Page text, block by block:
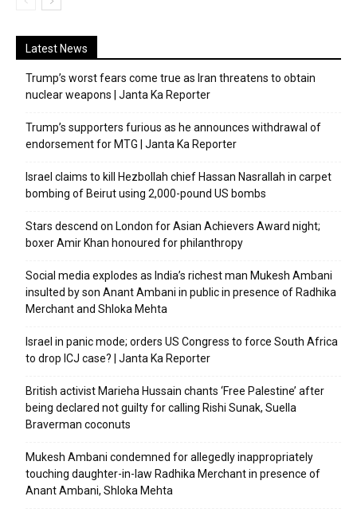
Latest News
Trump’s worst fears come true as Iran threatens to obtain
nuclear weapons | Janta Ka Reporter
Trump’s supporters furious as he announces withdrawal of
endorsement for MTG | Janta Ka Reporter
Israel claims to kill Hezbollah chief Hassan Nasrallah in carpet
bombing of Beirut using 2,000-pound US bombs
Stars descend on London for Asian Achievers Award night;
boxer Amir Khan honoured for philanthropy
Social media explodes as India’s richest man Mukesh Ambani
insulted by son Anant Ambani in public in presence of Radhika
Merchant and Shloka Mehta
Israel in panic mode; orders US Congress to force South Africa
to drop ICJ case? | Janta Ka Reporter
British activist Marieha Hussain chants ‘Free Palestine’ after
being declared not guilty for calling Rishi Sunak, Suella
Braverman coconuts
Mukesh Ambani condemned for allegedly inappropriately
touching daughter-in-law Radhika Merchant in presence of
Anant Ambani, Shloka Mehta